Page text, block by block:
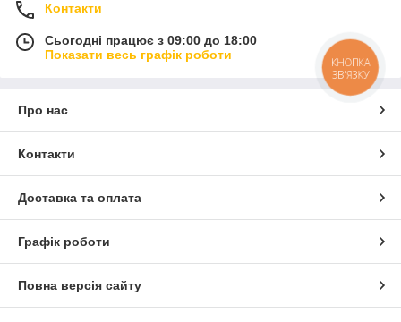
Контакти
Сьогодні працює з 09:00 до 18:00
Показати весь графік роботи
Про нас
Контакти
Доставка та оплата
Графік роботи
Повна версія сайту
КНОПКА
ЗВ'ЯЗКУ